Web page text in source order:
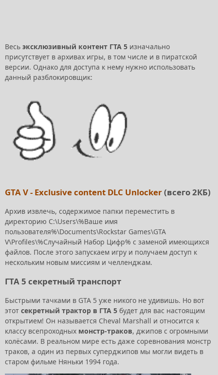
Весь эксклюзивный контент ГТА 5 изначально
присутствует в архивах игры, в том числе и в пиратской
версии. Однако для доступа к нему нужно использовать
данный разблокировщик:
GTA V - Exclusive content DLC Unlocker(всего 2КБ)
Архив извлечь, содержимое папки переместить в
директорию C:\Users\%Ваше имя
пользователя%\Documents\Rockstar Games\GTA
V\Profiles\%Случайный Набор Цифр% с заменой имеющихся
файлов. После этого запускаем игру и получаем доступ к
нескольким новым миссиям и челленджам.
ГТА 5 секретный транспорт
Быстрыми тачками в GTA 5 уже никого не удивишь. Но вот
этот секретный трактор в ГТА 5 будет для вас настоящим
открытием! Он называется Cheval Marshall и относится к
классу всепроходных монстр-траков, джипов с огромными
колёсами. В реальном мире есть даже соревнования монстр
траков, а один из первых суперджипов мы могли видеть в
старом фильме Няньки 1994 года.